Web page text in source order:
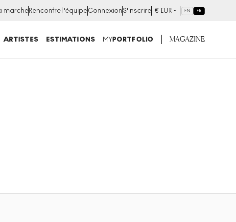
marcheRencontre l'équipeConnexionS'inscrire € EUR EN FR
ARTISTES ESTIMATIONS MYPORTFOLIO MAGAZINE